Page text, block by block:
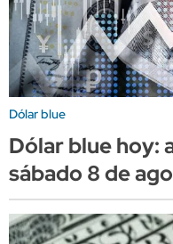
Dólar blue
Dólar blue hoy:
sábado 8 de